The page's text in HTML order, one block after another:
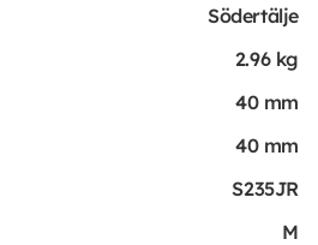
Södertälje
2.96 kg
40 mm
40 mm
S235JR
M